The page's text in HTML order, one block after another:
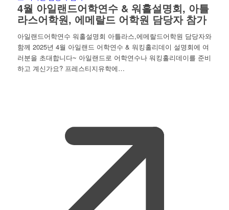
4월 아일랜드어학연수 & 워홀설명회, 아틀
라스어학원, 에메랄드 어학원 담당자 참가
아일랜드어학연수 워홀설명회 아틀라스,에메랄드어학원 담당자와
함께 2025년 4월 아일랜드 어학연수 & 워킹홀리데이 설명회에 여
러분을 초대합니다~ 아일랜드로 어학연수나 워킹홀리데이를 준비
하고 계신가요? 프레스티지유학에…